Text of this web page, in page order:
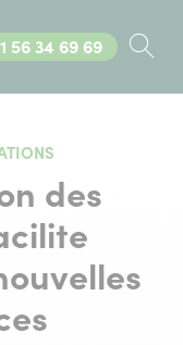
nous au
56 34 69 69
des